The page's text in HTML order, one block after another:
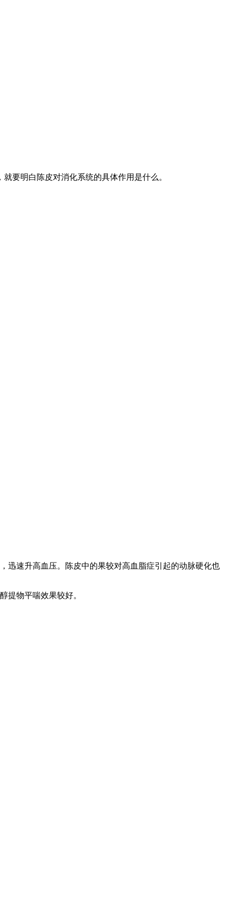
要明白陈皮对消化系统的具体作用是什么。
迅速升高血压。陈皮中的果较对高血脂症引起的动脉硬化也
提物平喘效果较好。